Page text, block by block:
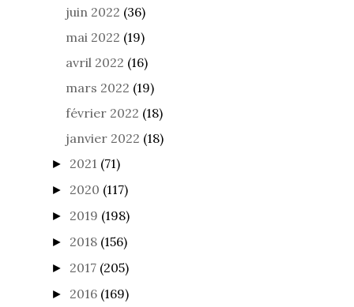
juin 2022 (36)
mai 2022 (19)
avril 2022 (16)
mars 2022 (19)
février 2022 (18)
janvier 2022 (18)
► 2021 (71)
► 2020 (117)
► 2019 (198)
► 2018 (156)
► 2017 (205)
► 2016 (169)